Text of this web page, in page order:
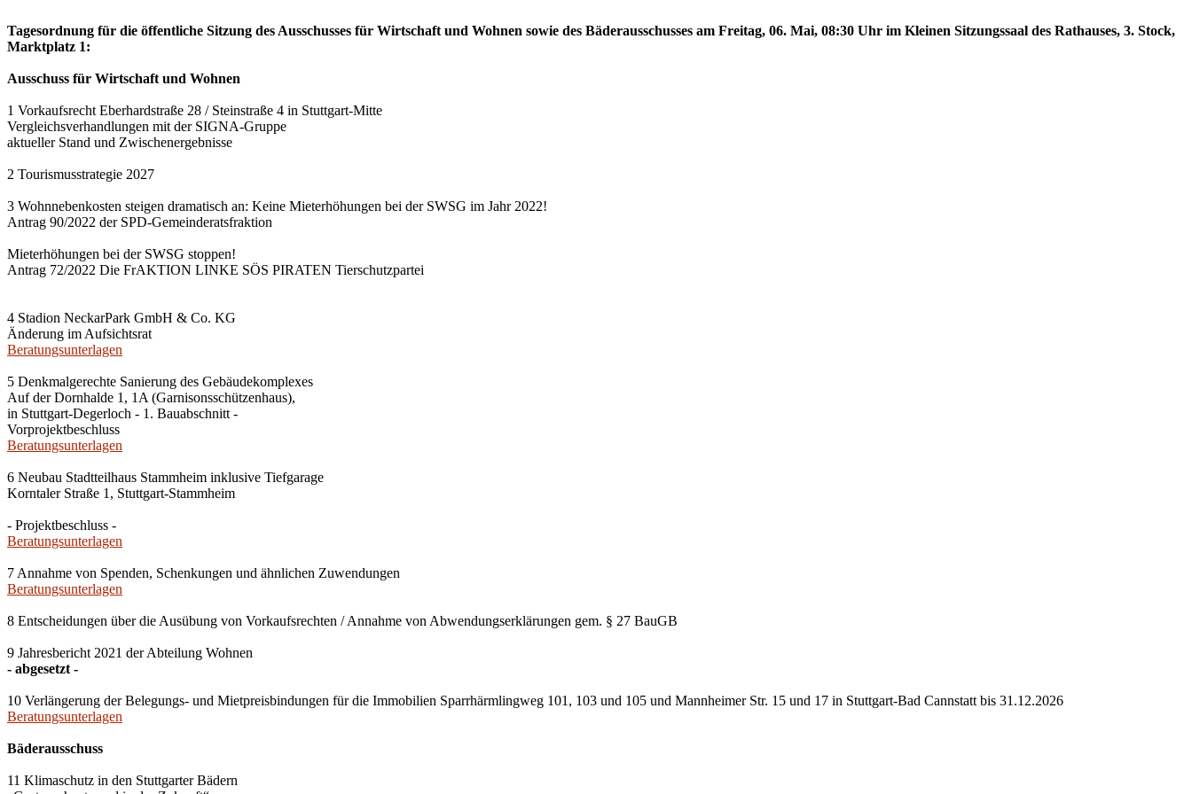
Tagesordnung für die öffentliche Sitzung des Ausschusses für Wirtschaft und Wohnen sowie des Bäderausschusses am Freitag, 06. Mai, 08:30 Uhr im Kleinen Sitzungssaal des Rathauses, 3. Stock,
Marktplatz 1:
Ausschuss für Wirtschaft und Wohnen
1 Vorkaufsrecht Eberhardstraße 28 / Steinstraße 4 in Stuttgart-Mitte
Vergleichsverhandlungen mit der SIGNA-Gruppe
aktueller Stand und Zwischenergebnisse
2 Tourismusstrategie 2027
3 Wohnnebenkosten steigen dramatisch an: Keine Mieterhöhungen bei der SWSG im Jahr 2022!
Antrag 90/2022 der SPD-Gemeinderatsfraktion
Mieterhöhungen bei der SWSG stoppen!
Antrag 72/2022 Die FrAKTION LINKE SÖS PIRATEN Tierschutzpartei
4 Stadion NeckarPark GmbH & Co. KG
Änderung im Aufsichtsrat
Beratungsunterlagen
5 Denkmalgerechte Sanierung des Gebäudekomplexes
Auf der Dornhalde 1, 1A (Garnisonsschützenhaus),
in Stuttgart-Degerloch - 1. Bauabschnitt -
Vorprojektbeschluss
Beratungsunterlagen
6 Neubau Stadtteilhaus Stammheim inklusive Tiefgarage
Korntaler Straße 1, Stuttgart-Stammheim
- Projektbeschluss -
Beratungsunterlagen
7 Annahme von Spenden, Schenkungen und ähnlichen Zuwendungen
Beratungsunterlagen
8 Entscheidungen über die Ausübung von Vorkaufsrechten / Annahme von Abwendungserklärungen gem. § 27 BauGB
9 Jahresbericht 2021 der Abteilung Wohnen
- abgesetzt -
10 Verlängerung der Belegungs- und Mietpreisbindungen für die Immobilien Sparrhärmlingweg 101, 103 und 105 und Mannheimer Str. 15 und 17 in Stuttgart-Bad Cannstatt bis 31.12.2026
Beratungsunterlagen
Bäderausschuss
11 Klimaschutz in den Stuttgarter Bädern